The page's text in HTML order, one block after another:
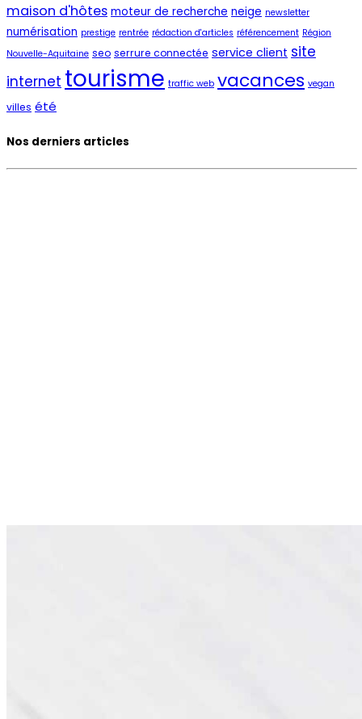
maison d'hôtes moteur de recherche neige newsletter
numérisation prestige rentrée rédaction d'articles référencement Région
Nouvelle-Aquitaine seo serrure connectée service client site
internet tourisme traffic web vacances vegan
villes été
Nos derniers articles